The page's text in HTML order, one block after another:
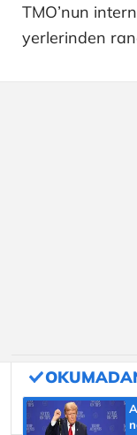
TMO’nun
yerlerinden